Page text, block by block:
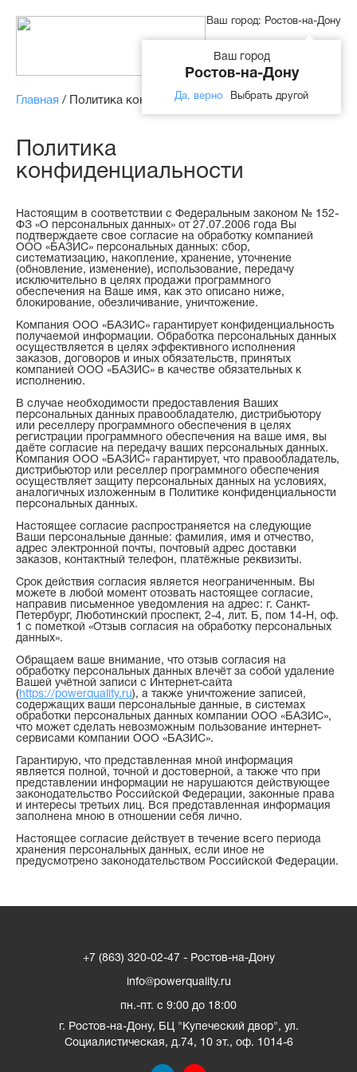
Ваш город: Ростов-на-Дону
Ваш город
Ростов-на-Дону
Да, верно Выбрать другой
Главная / Политика конфиденциальности
Политика
конфиденциальности
Настоящим в соответствии с Федеральным законом № 152-
ФЗ «О персональных данных» от 27.07.2006 года Вы
подтверждаете свое согласие на обработку компанией
ООО «БАЗИС» персональных данных: сбор,
систематизацию, накопление, хранение, уточнение
(обновление, изменение), использование, передачу
исключительно в целях продажи программного
обеспечения на Ваше имя, как это описано ниже,
блокирование, обезличивание, уничтожение.
Компания ООО «БАЗИС» гарантирует конфиденциальность
получаемой информации. Обработка персональных данных
осуществляется в целях эффективного исполнения
заказов, договоров и иных обязательств, принятых
компанией ООО «БАЗИС» в качестве обязательных к
исполнению.
В случае необходимости предоставления Ваших
персональных данных правообладателю, дистрибьютору
или реселлеру программного обеспечения в целях
регистрации программного обеспечения на ваше имя, вы
даёте согласие на передачу ваших персональных данных.
Компания ООО «БАЗИС» гарантирует, что правообладатель,
дистрибьютор или реселлер программного обеспечения
осуществляет защиту персональных данных на условиях,
аналогичных изложенным в Политике конфиденциальности
персональных данных.
Настоящее согласие распространяется на следующие
Ваши персональные данные: фамилия, имя и отчество,
адрес электронной почты, почтовый адрес доставки
заказов, контактный телефон, платёжные реквизиты.
Срок действия согласия является неограниченным. Вы
можете в любой момент отозвать настоящее согласие,
направив письменное уведомления на адрес: г. Санкт-
Петербург, Люботинский проспект, 2-4, лит. Б, пом 14-Н, оф.
1 с пометкой «Отзыв согласия на обработку персональных
данных».
Обращаем ваше внимание, что отзыв согласия на
обработку персональных данных влечёт за собой удаление
Вашей учётной записи с Интернет-сайта
( https://powerquality.ru), а также уничтожение записей,
содержащих ваши персональные данные, в системах
обработки персональных данных компании ООО «БАЗИС»,
что может сделать невозможным пользование интернет-
сервисами компании ООО «БАЗИС».
Гарантирую, что представленная мной информация
является полной, точной и достоверной, а также что при
представлении информации не нарушаются действующее
законодательство Российской Федерации, законные права
и интересы третьих лиц. Вся представленная информация
заполнена мною в отношении себя лично.
Настоящее согласие действует в течение всего периода
хранения персональных данных, если иное не
предусмотрено законодательством Российской Федерации.
+7 (863) 320-02-47 - Ростов-на-Дону
info@powerquality.ru
пн.-пт. с 9:00 до 18:00
г. Ростов-на-Дону, БЦ "Купеческий двор", ул.
Социалистическая, д.74, 10 эт., оф. 1014-6